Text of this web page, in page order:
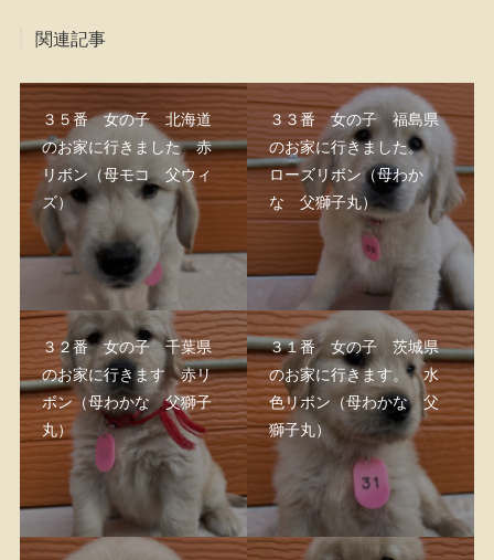
関連記事
３５番 女の子 北海道
のお家に行きました 赤
リボン（母モコ 父ウィ
ズ）
３３番 女の子 福島県
のお家に行きました。
ローズリボン（母わか
な 父獅子丸）
３２番 女の子 千葉県
のお家に行きます 赤リ
ボン（母わかな 父獅子
丸）
３１番 女の子 茨城県
のお家に行きます。 水
色リボン（母わかな 父
獅子丸）